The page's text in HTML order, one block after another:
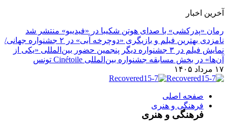
آخرین اخبار
رمان «پدرکشی» با صدای هوتن شکیبا در «فیدیبو» منتشر شد
نامزدی بهترین فیلم و بازیگری «دوچرخه آبی» در ۲ جشنواره جهانی/
نمایش فیلم در ۳ جشنواره دیگر
پنجمین حضور بین‌المللی «یکی از
آن‌ها» در بخش مسابقه جشنواره بین‌المللی Cinétoile تونس
۱۷ مرداد ۱۴۰۵
صفحه اصلی
فرهنگی و هنری
فرهنگی و هنری